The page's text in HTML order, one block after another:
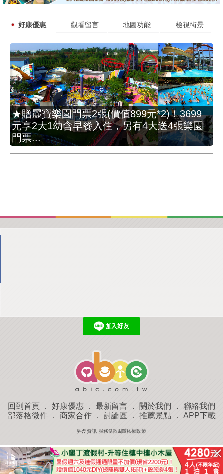
好康優惠 觀看留言 地圖功能 檢視街景
★贈麗寶樂園門票2張(價值899元*2)！3699
元享2大1幼含早餐入住，另有4大送4張樂園
門票...
回到首頁 ． 好康優惠 ． 最新留言 ． 關於我們 ． 聯絡我們
部落格微件． 商家合作． 討論區 ． 推薦景點． APP下載
羿磊資訊 服務條款&隱私權政策